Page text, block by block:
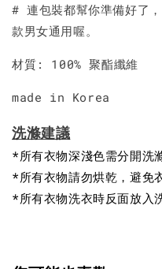
# 連包裝都幫你準備好了
款男女通用喔。
材質: 100% 聚酯纖維
made in Korea
洗滌建議
*所有衣物深淺色需分開洗
*所有衣物請勿烘乾，避免
*所有衣物洗衣時反面放入